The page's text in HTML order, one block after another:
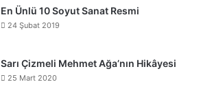
En Ünlü 10 Soyut Sanat Resmi
24 Şubat 2019
Sarı Çizmeli Mehmet Ağa’nın Hikâyesi
25 Mart 2020